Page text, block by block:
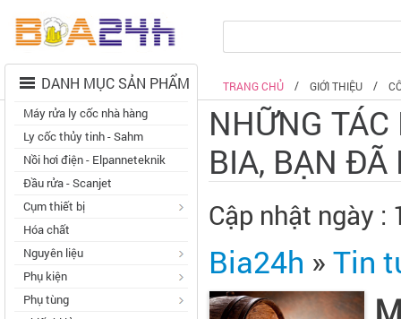
TRANG CHỦ GIỚI THIỆU
DANH MỤC SẢN PHẨM
Máy rửa ly cốc nhà hàng
Ly cốc thủy tinh - Sahm
Nồi hơi điện - Elpanneteknik
Đầu rửa - Scanjet
Cụm thiết bị
Hóa chất
Nguyên liệu
Phụ kiện
Phụ tùng
NHỮNG
BIA, BẠN ĐÃ
Cập nhật ngày :
Bia24h » Tin